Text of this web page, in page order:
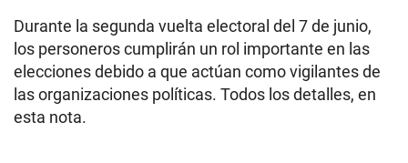
Durante la segunda vuelta electoral del 7 de junio,
los personeros cumplirán un rol importante en las
elecciones debido a que actúan como vigilantes de
las organizaciones políticas. Todos los detalles, en
esta nota.